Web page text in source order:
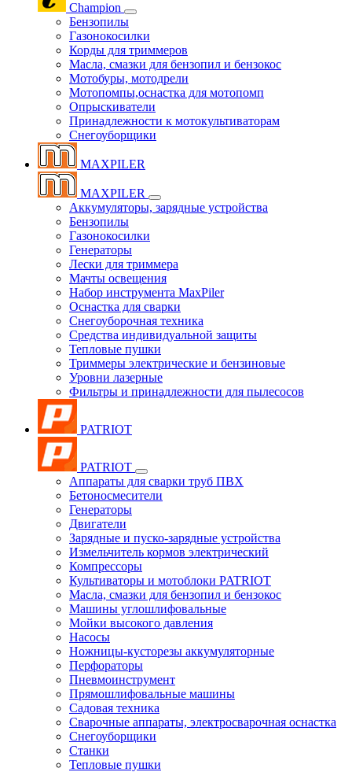
Champion
Бензопилы
Газонокосилки
Корды для триммеров
Масла, смазки для бензопил и бензокос
Мотобуры, мотодрели
Мотопомпы,оснастка для мотопомп
Опрыскиватели
Принадлежности к мотокультиваторам
Снегоуборщики
MAXPILER
MAXPILER
Аккумуляторы, зарядные устройства
Бензопилы
Газонокосилки
Генераторы
Лески для триммера
Мачты освещения
Набор инструмента MaxPiler
Оснастка для сварки
Снегоуборочная техника
Средства индивидуальной защиты
Тепловые пушки
Триммеры электрические и бензиновые
Уровни лазерные
Фильтры и принадлежности для пылесосов
PATRIOT
PATRIOT
Аппараты для сварки труб ПВХ
Бетоносмесители
Генераторы
Двигатели
Зарядные и пуско-зарядные устройства
Измельчитель кормов электрический
Компрессоры
Культиваторы и мотоблоки PATRIOT
Масла, смазки для бензопил и бензокос
Машины углошлифовальные
Мойки высокого давления
Насосы
Ножницы-кусторезы аккумуляторные
Перфораторы
Пневмоинструмент
Прямошлифовальные машины
Садовая техника
Сварочные аппараты, электросварочная оснастка
Снегоуборщики
Станки
Тепловые пушки